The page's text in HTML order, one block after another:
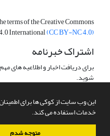
این وب سایت از کوکی ها برای اطمینان
خدمات استفاده می کند.
متوجه شدم
terms of the Creative Commons
International(CC BY-NC 4.0)
اشتراک خبرنامه
برای دریافت اخبار و اطلاعیه های
شوید.